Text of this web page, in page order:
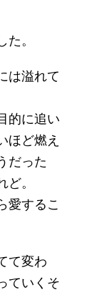
。
は溢れて
的に追い
ほど燃え
だった
。
愛するこ
て変わ
ていくそ